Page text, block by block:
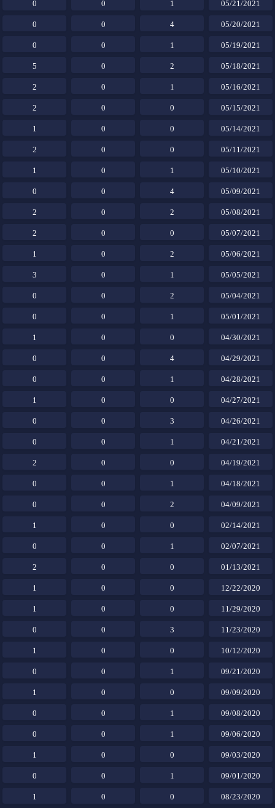
05/21/2021
1
0
0
05/20/2021
4
0
0
05/19/2021
1
0
0
05/18/2021
2
0
5
05/16/2021
1
0
2
05/15/2021
0
0
2
05/14/2021
0
0
1
05/11/2021
0
0
2
05/10/2021
1
0
1
05/09/2021
4
0
0
05/08/2021
2
0
2
05/07/2021
0
0
2
05/06/2021
2
0
1
05/05/2021
1
0
3
05/04/2021
2
0
0
05/01/2021
1
0
0
04/30/2021
0
0
1
04/29/2021
4
0
0
04/28/2021
1
0
0
04/27/2021
0
0
1
04/26/2021
3
0
0
04/21/2021
1
0
0
04/19/2021
0
0
2
04/18/2021
1
0
0
04/09/2021
2
0
0
02/14/2021
0
0
1
02/07/2021
1
0
0
01/13/2021
0
0
2
12/22/2020
0
0
1
11/29/2020
0
0
1
11/23/2020
3
0
0
10/12/2020
0
0
1
09/21/2020
1
0
0
09/09/2020
0
0
1
09/08/2020
1
0
0
09/06/2020
1
0
0
09/03/2020
0
0
1
09/01/2020
1
0
0
08/23/2020
0
0
1